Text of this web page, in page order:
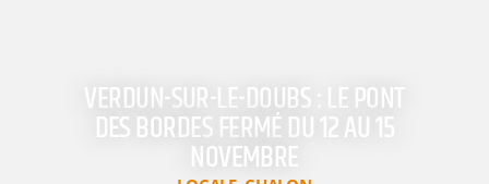
VERDUN-SUR-LE-DOUBS : LE PONT
DES BORDES FERMÉ DU 12 AU 15
NOVEMBRE